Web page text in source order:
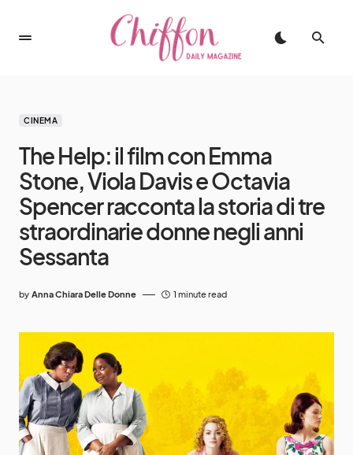
CINEMA
The Help: il film con Emma
Stone, Viola Davis e Octavia
Spencer racconta la storia di tre
straordinarie donne negli anni
Sessanta
by Anna Chiara Delle Donne 1 minute read